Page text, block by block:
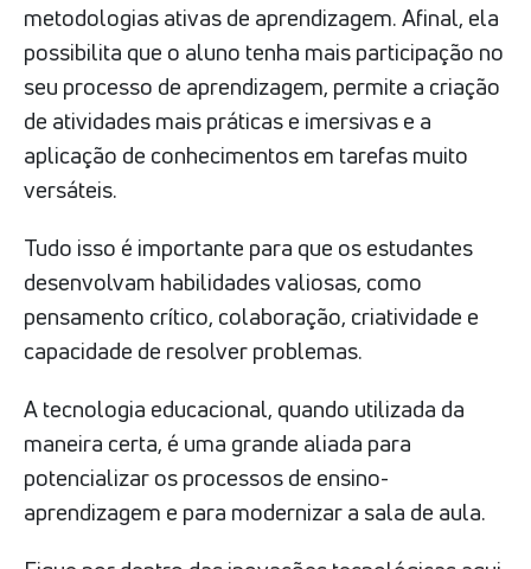
metodologias ativas de aprendizagem. Afinal, ela
possibilita que o aluno tenha mais participação no
seu processo de aprendizagem, permite a criação
de atividades mais práticas e imersivas e a
aplicação de conhecimentos em tarefas muito
versáteis.
Tudo isso é importante para que os estudantes
desenvolvam habilidades valiosas, como
pensamento crítico, colaboração, criatividade e
capacidade de resolver problemas.
A tecnologia educacional, quando utilizada da
maneira certa, é uma grande aliada para
potencializar os processos de ensino-
aprendizagem e para modernizar a sala de aula.